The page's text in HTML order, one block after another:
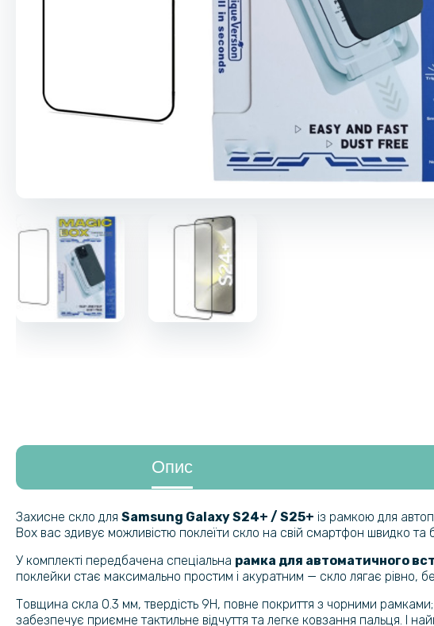
Опис
Захисне скло для Samsung Galaxy S24+ / S25+ із рамкою для
Box вас здивує можливістю поклеїти скло на свій смартфон швидко та
У комплекті передбачена спеціальна рамка для автоматичного
поклейки стає максимально простим і акуратним — скло лягає рівно,
Товщина скла 0.3 мм, твердість 9H, повне покриття з чорними
забезпечує приємне тактильне відчуття та легке ковзання пальця. І